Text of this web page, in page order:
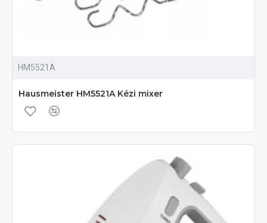
HM5521A
Hausmeister HM5521A Kézi mixer